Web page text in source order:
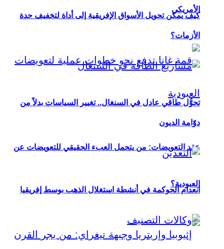
الأمريكي
عقد التعويضات: من يتحمل العبء الحقيقي للتعويضات عن
العبودية؟
كيف يمكن تحويل الأسواق الإفريقية إلى أداة لتخفيف حدة
الأزمات؟
تحوُّل طاقي عادل في السنغال.. تغيير السياسات بدلاً من
دوّامة الديون
انعدام الحوكمة في أنشطة استغلال الذهب بوسط إفريقيا